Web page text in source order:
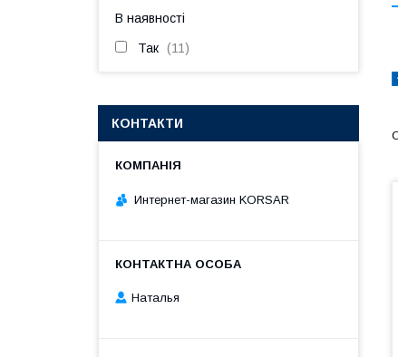
В наявності
Так 11
КОНТАКТИ
Интернет-магазин KORSAR
Наталья